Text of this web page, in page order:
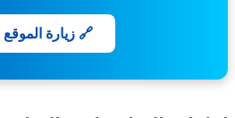
🔗 زيارة الموقع الآن